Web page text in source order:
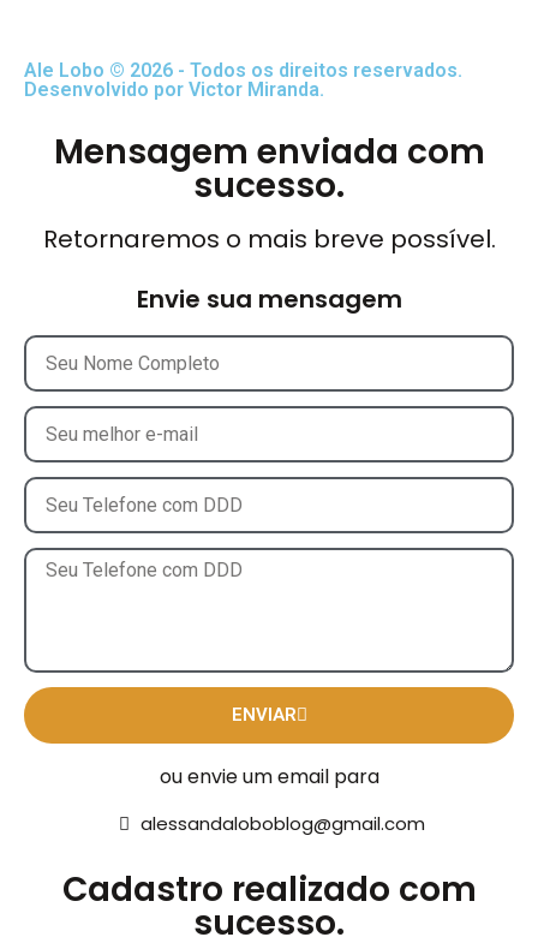
Ale Lobo © 2026 - Todos os direitos reservados.
Desenvolvido por Victor Miranda.
Mensagem enviada com
sucesso.
Retornaremos o mais breve possível.
Envie sua mensagem
ENVIAR
ou envie um email para
alessandaloboblog@gmail.com
Cadastro realizado com
sucesso.